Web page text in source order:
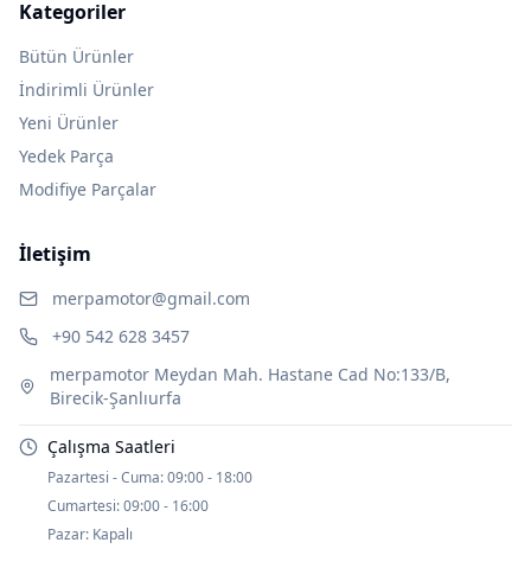
Kategoriler
Bütün Ürünler
İndirimli Ürünler
Yeni Ürünler
Yedek Parça
Modifiye Parçalar
İletişim
merpamotor@gmail.com
+90 542 628 3457
merpamotor Meydan Mah. Hastane Cad No:133/B,
Birecik-Şanlıurfa
Çalışma Saatleri
Pazartesi - Cuma:09:00 - 18:00
Cumartesi:09:00 - 16:00
Pazar: Kapalı